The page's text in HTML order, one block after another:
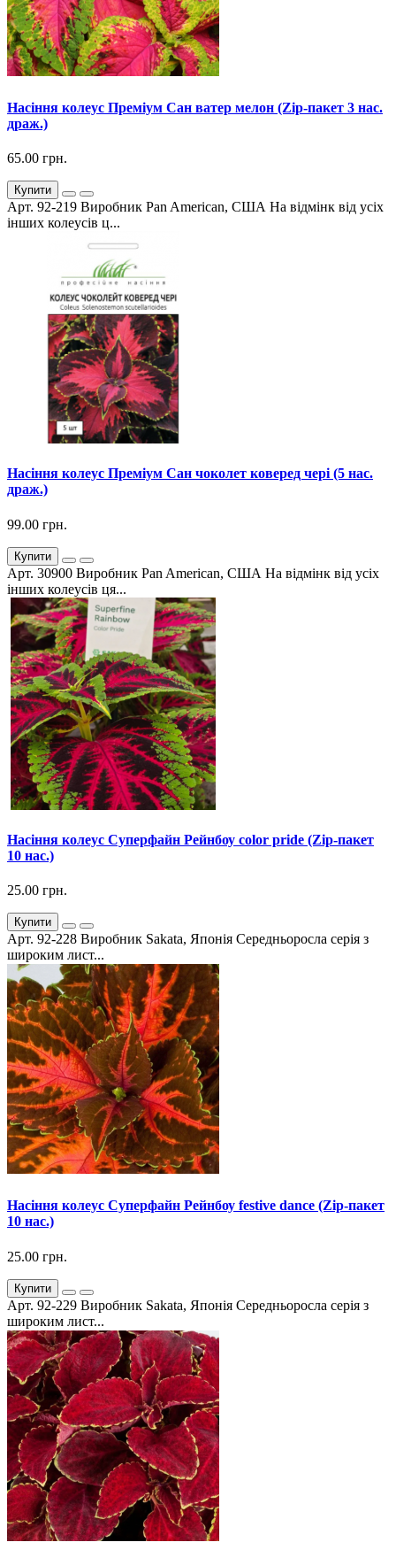
Насіння колеус Преміум Сан ватер мелон (Zip-пакет 3 нас.
драж.)
65.00 грн.
Купити
Арт. 92-219 Виробник Pan American, США На відмінк від усіх
інших колеусів ц...
Насіння колеус Преміум Сан чоколет коверед чері (5 нас.
драж.)
99.00 грн.
Купити
Арт. 30900 Виробник Pan American, США На відмінк від усіх
інших колеусів ця...
Насіння колеус Суперфайн Рейнбоу color pride (Zip-пакет
10 нас.)
25.00 грн.
Купити
Арт. 92-228 Виробник Sakata, Японія Середньоросла серія з
широким лист...
Насіння колеус Суперфайн Рейнбоу festive dance (Zip-пакет
10 нас.)
25.00 грн.
Купити
Арт. 92-229 Виробник Sakata, Японія Середньоросла серія з
широким лист...